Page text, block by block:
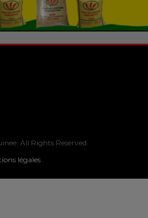
All Rights Reserved.
légales